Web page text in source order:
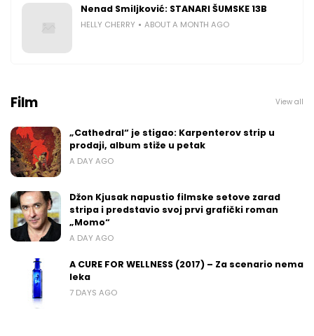
Nenad Smiljković: STANARI ŠUMSKE 13B
HELLY CHERRY ABOUT A MONTH AGO
Film View all
„Cathedral“ je stigao: Karpenterov strip u
prodaji, album stiže u petak
A DAY AGO
Džon Kjusak napustio filmske setove zarad
stripa i predstavio svoj prvi grafički roman
„Momo“
A DAY AGO
A CURE FOR WELLNESS (2017) – Za scenario nema
leka
7 DAYS AGO